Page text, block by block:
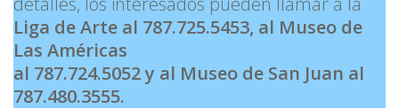
Liga de Arte al 787.725.5453, al Museo de
Las Américas
al 787.724.5052 y al Museo de San Juan al
787.480.3555.